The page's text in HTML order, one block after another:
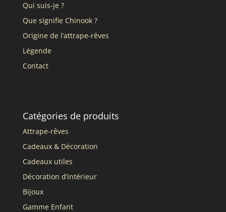
Qui suis-je ?
Que signifie Chinook ?
Origine de l’attrape-rêves
Légende
Contact
Catégories de produits
Attrape-rêves
Cadeaux & Décoration
Cadeaux utiles
Décoration d’intérieur
Bijoux
Gamme Enfant